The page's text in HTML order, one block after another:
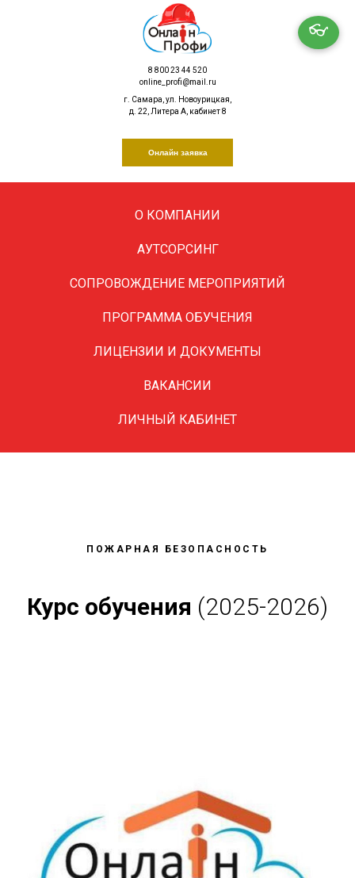
👓
г. Самара, ул. Новоурицкая,
д. 22, Литера А, кабинет 8
8 800 23 44 520
online_profi@mail.ru
Онлайн заявка
Онлайн
Профи
О КОМПАНИИ
АУТСОРСИНГ
СОПРОВОЖДЕНИЕ МЕРОПРИЯТИЙ
ПРОГРАММА ОБУЧЕНИЯ
ЛИЦЕНЗИИ И ДОКУМЕНТЫ
ВАКАНСИИ
ЛИЧНЫЙ КАБИНЕТ
ПОЖАРНАЯ БЕЗОПАСНОСТЬ
Курс обучения (2025-2026)